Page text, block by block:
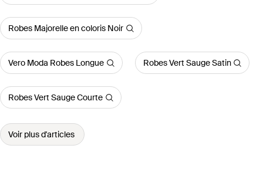
Robes Majorelle en coloris Noir
Vero Moda Robes Longue Robes Vert Sauge Satin
Robes Vert Sauge Courte
Voir plus d'articles